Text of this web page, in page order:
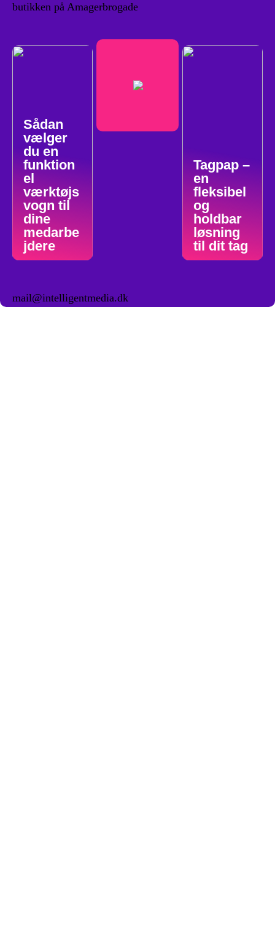
butikken på Amagerbrogade
Sådan
vælger
du en
funktion
el
værktøjs
vogn til
dine
medarbe
jdere
Tagpap –
en
fleksibel
og
holdbar
løsning
til dit tag
mail@intelligentmedia.dk